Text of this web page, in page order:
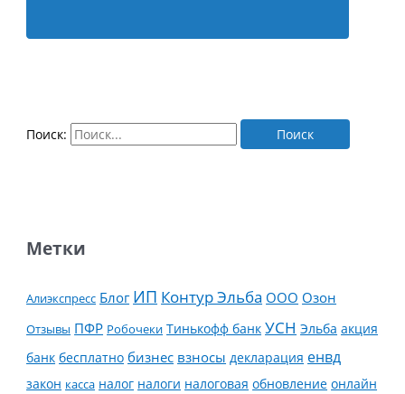
Поиск:
Метки
Алиэкспресс Блог ИП Контур Эльба ООО Озон
Отзывы ПФР Робочеки Тинькофф банк УСН Эльба акция
банк бесплатно бизнес взносы декларация енвд
закон касса налог налоги налоговая обновление онлайн